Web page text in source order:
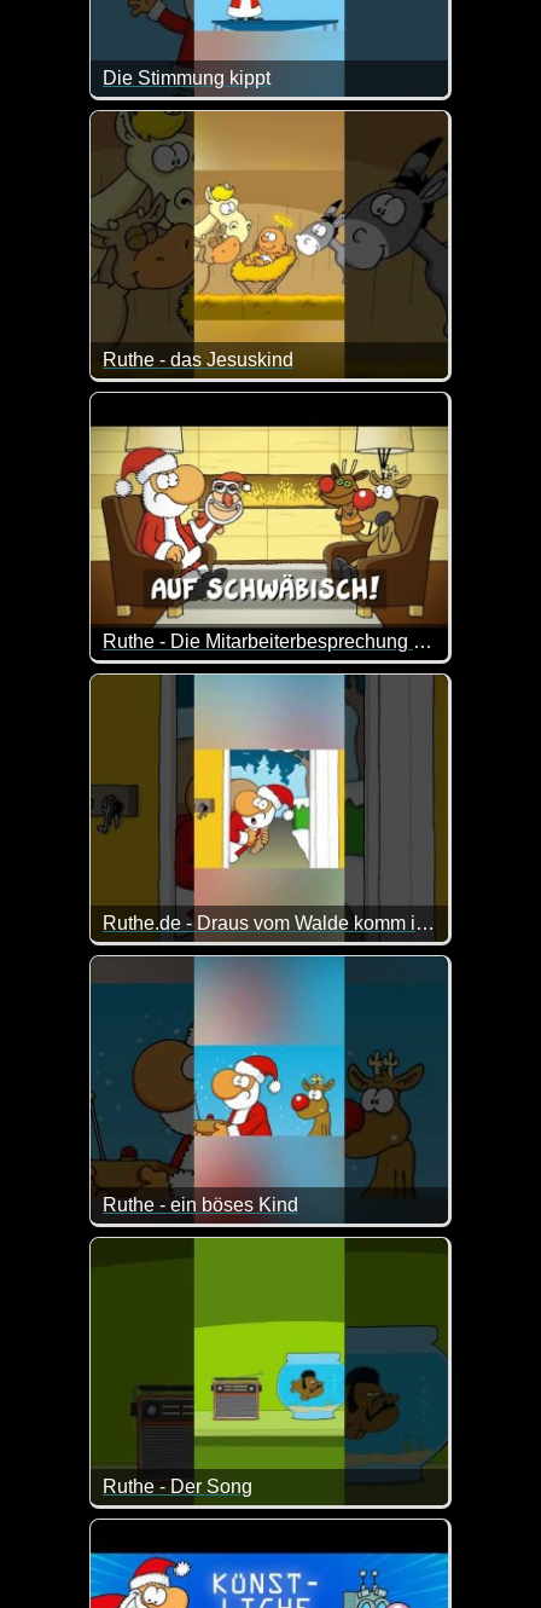
Die Stimmung kippt
Ich denke, da kann man den Weihnachtsmann
Ruthe - das Jesuskind
Ein bisschen Spaß muss sein. Was für ein
Ruthe - Die Mitarbeiterbesprechung (auf schwäbisch)
Mal schauen, ob das dann dieses Jahr was wird
Ruthe.de - Draus vom Walde komm ich her
Es läuft eben nicht immer alles glatt ;-)
Ruthe - ein böses Kind
Manchmal ist es gut, wenn man sich über die
Ruthe - Der Song
Ja klar, darauf haben wir alle gewartet :-)